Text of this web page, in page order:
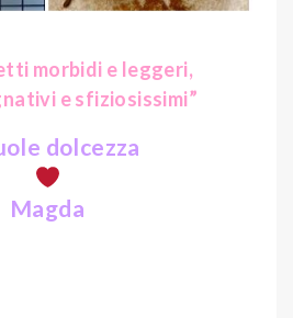
morbidi e leggeri,
e sfiziosissimi”
dolcezza
Magda